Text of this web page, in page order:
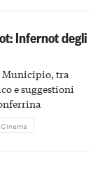
Infernot degli
Municipio, tra
e suggestioni